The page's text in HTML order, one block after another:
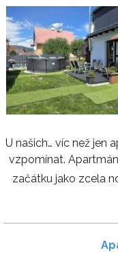
U našich… víc než jen
vzpomínat.
začátku jako zcela